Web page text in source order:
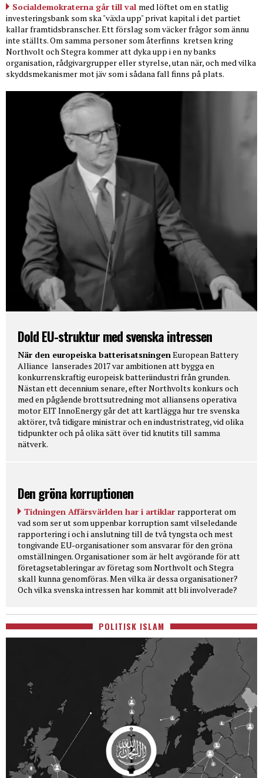
Socialdemokraterna går till val med löftet om en statlig
investeringsbank som ska "växla upp" privat kapital i det partiet
kallar framtidsbranscher. Ett förslag som väcker frågor som ännu
inte ställts. Om samma personer som återfinns kretsen kring
Northvolt och Stegra kommer att dyka upp i en ny banks
organisation, rådgivargrupper eller styrelse, utan när, och med vilka
skyddsmekanismer mot jäv som i sådana fall finns på plats.
Dold EU-struktur med svenska intressen
När den europeiska batterisatsningenEuropean Battery
Alliance lanserades 2017 var ambitionen att bygga en
konkurrenskraftig europeisk batteriindustri från grunden.
Nästan ett decennium senare, efter Northvolts konkurs och
med en pågående brottsutredning mot alliansens operativa
motor EIT InnoEnergy går det att kartlägga hur tre svenska
aktörer, två tidigare ministrar och en industristrateg, vid olika
tidpunkter och på olika sätt över tid knutits till samma
nätverk.
Den gröna korruptionen
Tidningen Affärsvärlden har i artiklar rapporterat om
vad som ser ut som uppenbar korruption samt vilseledande
rapportering i och i anslutning till de två tyngsta och mest
tongivande EU-organisationer som ansvarar för den gröna
omställningen. Organisationer som är helt avgörande för att
företagsetableringar av företag som Northvolt och Stegra
skall kunna genomföras. Men vilka är dessa organisationer?
Och vilka svenska intressen har kommit att bli involverade?
POLITISK ISLAM